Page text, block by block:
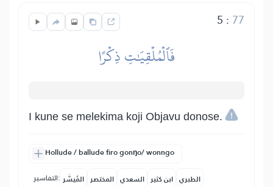
5 : 77
فَٱلۡمُلۡقِيَٰتِ ذِكۡرًا
I kune se melekima koji Objavu donose.
Hollude / ballude firo gonŋo/ wonngo
التفاسير: المُيسَّر المختصر السعدي ابن كثير الطبري